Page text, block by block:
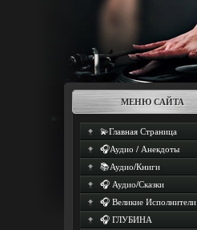
МЕНЮ САЙТА
💫Главная Страница
🎧Аудио / Анекдоты
📚Аудио/Книги
🎧 Аудио/Сказки
🎧 Великие Исполнители
🎧 ГЛУБИНА